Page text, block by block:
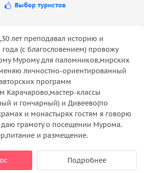
Выбор туристов
лет преподавал историю и
года (с благословением) провожу
Мурому для паломников,мирских
личностно-ориентированный
программ
Карачарово,мастер-классы
и гончарный) и Дивеево(по
и монастырях гостям я говорю
даю грамоту о посещении Мурома.
и размещение.
Подробнее